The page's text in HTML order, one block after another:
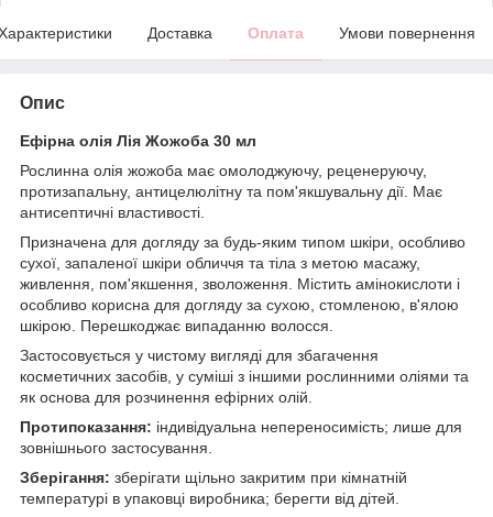
Доставка Оплата Умови повернення
Опис
Ефірна олія Лія Жожоба 30 мл
Рослинна олія жожоба має омолоджуючу, реценеруючу,
протизапальну, антицелюлітну та пом'якшувальну дії. Має
антисептичні властивості.
Призначена для догляду за будь-яким типом шкіри, особливо
сухої, запаленої шкіри обличчя та тіла з метою масажу,
живлення, пом'якшення, зволоження. Містить амінокислоти і
особливо корисна для догляду за сухою, стомленою, в'ялою
шкірою. Перешкоджає випаданню волосся.
Застосовується у чистому вигляді для збагачення
косметичних засобів, у суміші з іншими рослинними оліями та
як основа для розчинення ефірних олій.
Протипоказання: індивідуальна непереносимість; лише для
зовнішнього застосування.
Зберігання: зберігати щільно закритим при кімнатній
температурі в упаковці виробника; берегти від дітей.